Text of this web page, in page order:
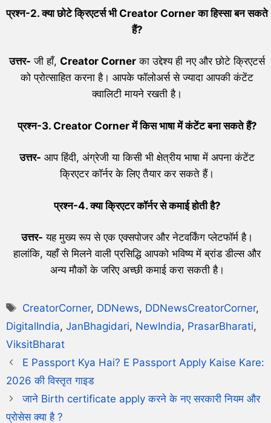
प्रश्न-2.क्या छोटे क्रिएटर्स भीCreator Cornerका हिस्सा बन सकते
हैं?
उत्तर- जी हाँ, Creator Corner का उद्देश्य ही नए और छोटे क्रिएटर्स
को प्रोत्साहित करना है। आपके फॉलोअर्स से ज्यादा आपकी कंटेंट
क्वालिटी मायने रखती है।
प्रश्न-3. Creator Cornerमें किस भाषा में कंटेंट बना सकते हैं?
उत्तर- आप हिंदी, अंग्रेजी या किसी भी क्षेत्रीय भाषा में अपना कंटेंट
क्रिएटर कॉर्नर के लिए तैयार कर सकते हैं।
प्रश्न-4. क्या क्रिएटर कॉर्नर से कमाई होती है?
उत्तर- यह मुख्य रूप से एक एक्सपोजर और नेटवर्किंग प्लेटफॉर्म है।
हालांकि, यहाँ से मिलने वाली प्रसिद्धि आपको भविष्य में ब्रांड डील्स और
अन्य मौकों के जरिए अच्छी कमाई करा सकती है।
CreatorCorner, DDNews, DDNewsCreatorCorner,
DigitalIndia, JanBhagidari, NewIndia, PrasarBharati,
ViksitBharat
E Passport Kya Hai? E Passport Apply Kaise Kare:
2026 की विस्तृत गाइड
जाने Birth certificate apply करने के नए सरकारी नियम और
प्रोसेस क्या है ?